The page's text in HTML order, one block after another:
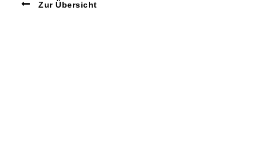
Zur Übersicht